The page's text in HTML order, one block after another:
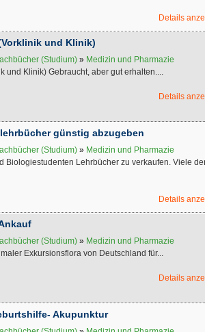
Details
und Klinik)
(Studium) » Medizin und Pharmazie
und Klinik) Gebraucht, aber gut erhalten....
Details
günstig abzugeben
(Studium) » Medizin und Pharmazie
Biologiestudenten Lehrbücher zu verkaufen. Viele
Details
(Studium) » Medizin und Pharmazie
Exkursionsflora von Deutschland für...
Details
Akupunktur